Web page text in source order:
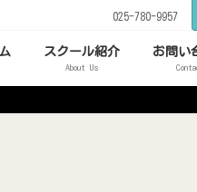
025-780-9957
スクール紹介
About Us
お問い